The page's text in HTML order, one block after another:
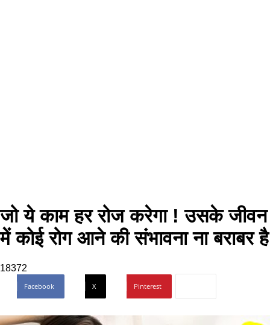
जो ये काम हर रोज करेगा ! उसके जीवन
में कोई रोग आने की संभावना ना बराबर है
18372
Facebook X Pinterest